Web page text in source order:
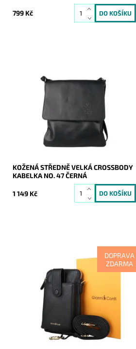
799 Kč
Středně velká černá crossbody kabelka
- listonoška - italské značky Vera Pelle,
vyrobena z kvalitní italské kůže.
Dostupnost:
20729
Vera Pelle
KOŽENÁ STŘEDNĚ VELKÁ CROSSBODY
KABELKA NO. 47 ČERNÁ
1 149 Kč
DOPRAVA
ZDARMA
Malá dvouoddílová značková crossbody
Gianni Conti v černé barvě, která je z
přední části pouzdrem na mobil a v
zadní malou kabelkou se sloty na...
Dostupnost:
nedostupné
20484
Gianni Conti
2 roky